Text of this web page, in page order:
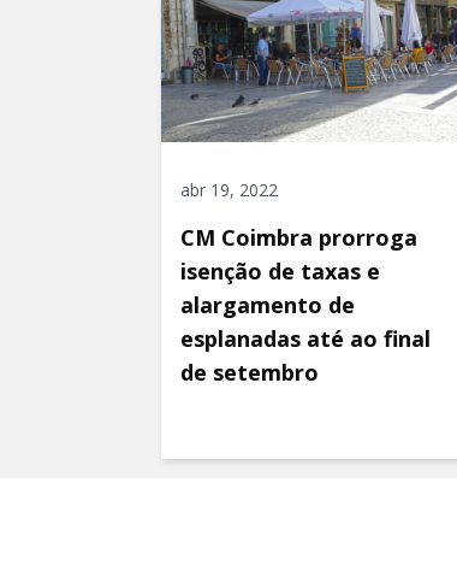
abr 19, 2022
CM Coimbra prorroga
isenção de taxas e
alargamento de
esplanadas até ao final
de setembro